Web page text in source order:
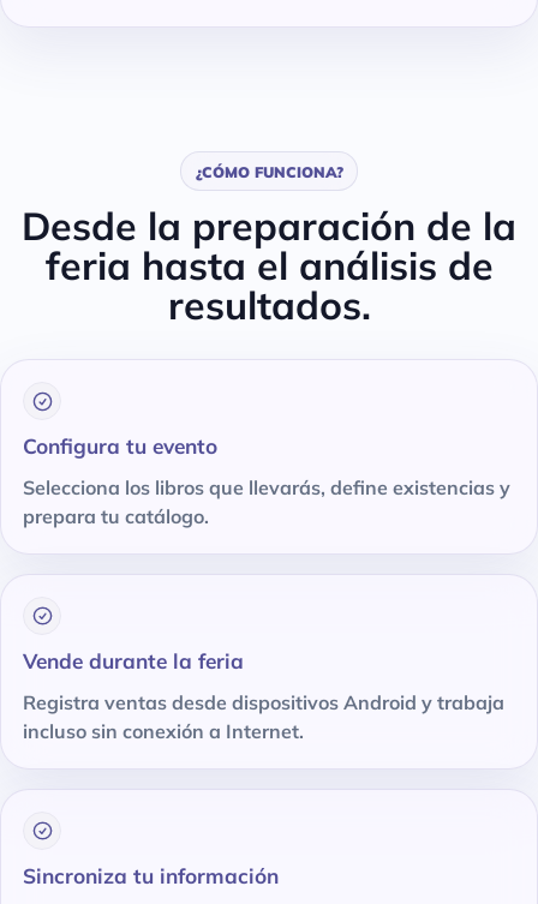
¿CÓMO FUNCIONA?
Desde la preparación de la
feria hasta el análisis de
resultados.
Configura tu evento
Selecciona los libros que llevarás, define existencias y
prepara tu catálogo.
Vende durante la feria
Registra ventas desde dispositivos Android y trabaja
incluso sin conexión a Internet.
Sincroniza tu información